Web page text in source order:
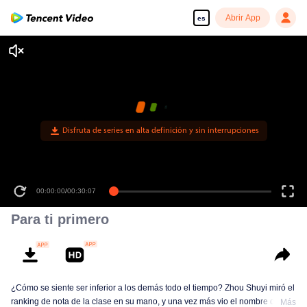
es Abrir App
Disfruta de series en alta definición y sin interrupciones
00:00:00/00:30:07
Para ti primero
¿Cómo se siente ser inferior a los demás todo el tiempo? Zhou Shuyi miró el
ranking de nota de la clase en su mano, y una vez más vio el nombre de
Más